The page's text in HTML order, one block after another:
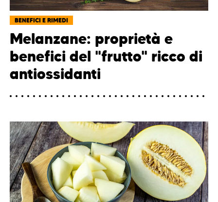
BENEFICI E RIMEDI
Melanzane: proprietà e
benefici del "frutto" ricco di
antiossidanti